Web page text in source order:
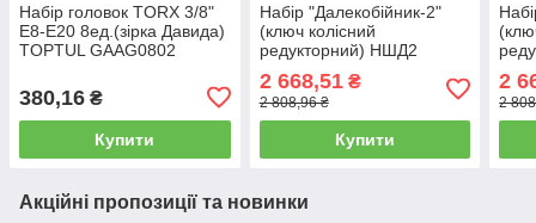
Набір головок TORX 3/8"
E8-E20 8ед.(зірка Давида)
TOPTUL GAAG0802
380,16 ₴
Купити
Набір "Далекобійник-2"
(ключ колісний
редукторний) НШД2
2 668,51₴
2 808,96 ₴
Купити
2
2
Акційні пропозиції та новинки